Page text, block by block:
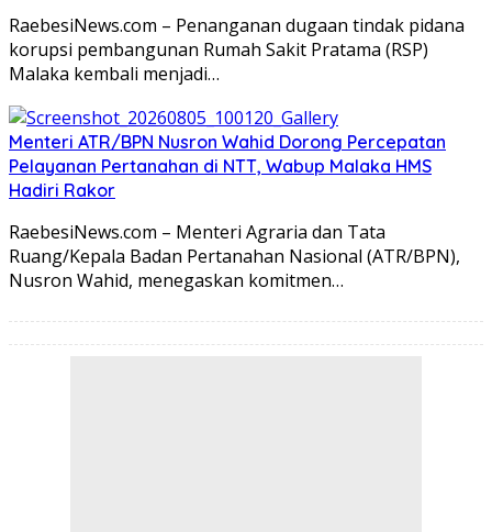
RaebesiNews.com – Penanganan dugaan tindak pidana
korupsi pembangunan Rumah Sakit Pratama (RSP)
Malaka kembali menjadi…
Menteri ATR/BPN Nusron Wahid Dorong Percepatan
Pelayanan Pertanahan di NTT, Wabup Malaka HMS
Hadiri Rakor
RaebesiNews.com – Menteri Agraria dan Tata
Ruang/Kepala Badan Pertanahan Nasional (ATR/BPN),
Nusron Wahid, menegaskan komitmen…